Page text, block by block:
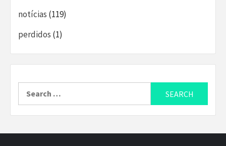
notícias (119)
perdidos (1)